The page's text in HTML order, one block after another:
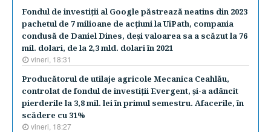
Fondul de investiţii al Google păstrează neatins din 2023
pachetul de 7 milioane de acţiuni la UiPath, compania
condusă de Daniel Dines, deşi valoarea sa a scăzut la 76
mil. dolari, de la 2,3 mld. dolari în 2021
vineri, 18:31
Producătorul de utilaje agricole Mecanica Ceahlău,
controlat de fondul de investiţii Evergent, şi-a adâncit
pierderile la 3,8 mil. lei în primul semestru. Afacerile, în
scădere cu 31%
vineri, 18:27